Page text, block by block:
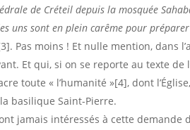
de Créteil depuis la mosquée
uns sont en plein carême pour
Pas moins ! Et nulle mention, dans
Et qui, si on se reporte au texte
toute « l’humanité »[4], dont
basilique Saint-Pierre.
jamais intéressés à cette demande